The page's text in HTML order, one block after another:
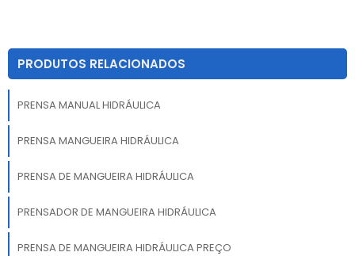
PRODUTOS RELACIONADOS
PRENSA MANUAL HIDRÁULICA
PRENSA MANGUEIRA HIDRÁULICA
PRENSA DE MANGUEIRA HIDRÁULICA
PRENSADOR DE MANGUEIRA HIDRÁULICA
PRENSA DE MANGUEIRA HIDRÁULICA PREÇO